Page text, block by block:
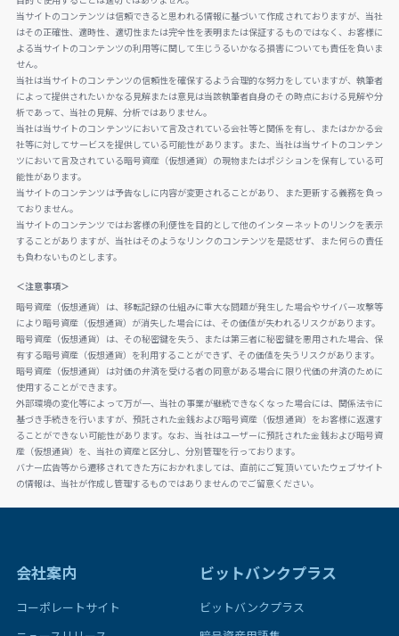
当サイトのコンテンツは信頼できると思われる情報に基づいて作成されておりますが、当社
はその正確性、適時性、適切性または完全性を表明または保証するものではなく、お客様に
よる当サイトのコンテンツの利用等に関して生じうるいかなる損害についても責任を負いま
せん。
当社は当サイトのコンテンツの信頼性を確保するよう合理的な努力をしていますが、執筆者
によって提供されたいかなる見解または意見は当該執筆者自身のその時点における見解や分
析であって、当社の見解、分析ではありません。
当社は当サイトのコンテンツにおいて言及されている会社等と関係を有し、またはかかる会
社等に対してサービスを提供している可能性があります。また、当社は当サイトのコンテン
ツにおいて言及されている暗号資産（仮想通貨）の現物またはポジションを保有している可
能性があります。
当サイトのコンテンツは予告なしに内容が変更されることがあり、また更新する義務を負っ
ておりません。
当サイトのコンテンツではお客様の利便性を目的として他のインターネットのリンクを表示
することがありますが、当社はそのようなリンクのコンテンツを是認せず、また何らの責任
も負わないものとします。
＜注意事項＞
暗号資産（仮想通貨）は、移転記録の仕組みに重大な問題が発生した場合やサイバー攻撃等
により暗号資産（仮想通貨）が消失した場合には、その価値が失われるリスクがあります。
暗号資産（仮想通貨）は、その秘密鍵を失う、または第三者に秘密鍵を悪用された場合、保
有する暗号資産（仮想通貨）を利用することができず、その価値を失うリスクがあります。
暗号資産（仮想通貨）は対価の弁済を受ける者の同意がある場合に限り代価の弁済のために
使用することができます。
外部環境の変化等によって万が一、当社の事業が継続できなくなった場合には、関係法令に
基づき手続きを行いますが、預託された金銭および暗号資産（仮想通貨）をお客様に返還す
ることができない可能性があります。なお、当社はユーザーに預託された金銭および暗号資
産（仮想通貨）を、当社の資産と区分し、分別管理を行っております。
バナー広告等から遷移されてきた方におかれましては、直前にご覧頂いていたウェブサイト
の情報は、当社が作成し管理するものではありませんのでご留意ください。
会社案内
コーポレートサイト
ビットバンクプラス
ビットバンクプラス